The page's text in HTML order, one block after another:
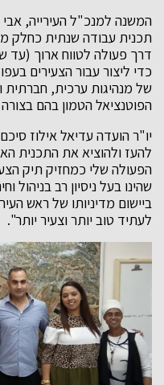
המשנה למנכ"ל העירייה,
תכנית עבודה שנתית כחלק
כדי ליצור עבור הצעירים
של מנהיגות ערכית,
הפוטנציאל הטמון בהם
יו"ר הועדה עדיאל אילוז
להעז ולהוציא את התכנית
הפעולה שלי כמחזיק תיק
שהינו בעל ניסיון רב בניהול
ביישום מדיניותו של ראש
לעתיד טוב יותר וצעיר יותר".